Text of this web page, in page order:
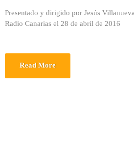
Presentado y dirigido por Jesús
Radio Canarias el 28 de abril de 2016
Read More